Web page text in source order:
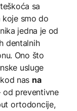
sa
koje smo do
jedna je od
dentalnih
Ono što
usluge
nas na
preventivne
ortodoncije,